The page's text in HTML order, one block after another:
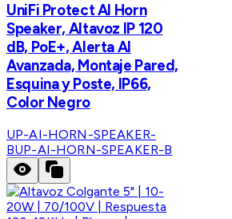
UniFi Protect AI Horn
Speaker, Altavoz IP 120
dB, PoE+, Alerta AI
Avanzada, Montaje Pared,
Esquina y Poste, IP66,
Color Negro
UP-AI-HORN-SPEAKER-
BUP-AI-HORN-SPEAKER-B